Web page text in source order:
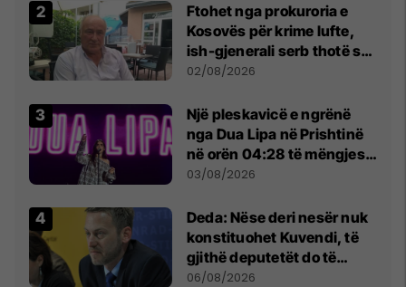
Ftohet nga prokuroria e
Kosovës për krime lufte,
ish-gjenerali serb thotë se
dikush e tradhtoi në
02/08/2026
Një pleskavicë e ngrënë
nga Dua Lipa në Prishtinë
në orën 04:28 të mëngjesit
- dhe bota digjitale serbe
03/08/2026
Deda: Nëse deri nesër nuk
konstituohet Kuvendi, të
gjithë deputetët do të
bëjnë shkelje të rëndë
06/08/2026